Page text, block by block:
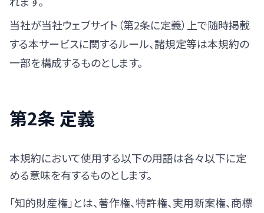
当社が当社ウェブサイト（第2条に定義）上で随時掲載
する本サービスに関するルール、諸規定等は本規約の
一部を構成するものとします。
第2条 定義
本規約において使用する以下の用語は各々以下に定
める意味を有するものとします。
「知的財産権」とは、著作権、特許権、実用新案権、商標